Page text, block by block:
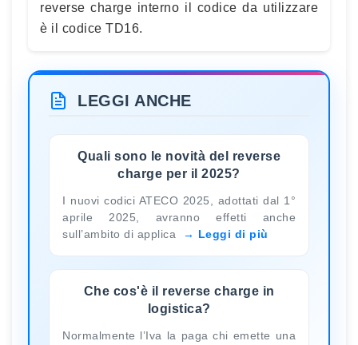
reverse charge interno il codice da utilizzare
è il codice TD16.
LEGGI ANCHE
Quali sono le novità del reverse
charge per il 2025?
I nuovi codici ATECO 2025, adottati dal 1°
aprile 2025, avranno effetti anche
sull’ambito di applica
Leggi di più
Che cos'è il reverse charge in
logistica?
Normalmente l’Iva la paga chi emette una